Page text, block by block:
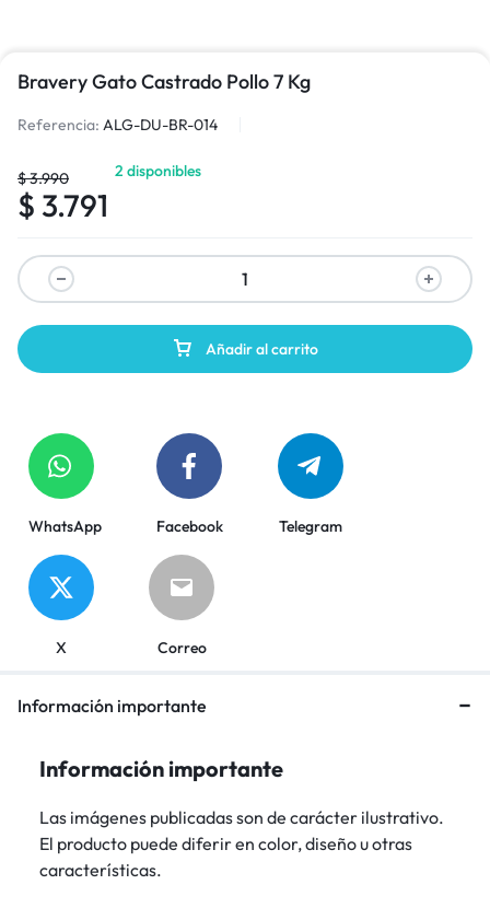
Bravery Gato Castrado Pollo 7 Kg
Referencia: ALG-DU-BR-014
$3.990
$ 3.791
2 disponibles
Añadir al carrito
WhatsApp Facebook Telegram
X Correo
Información importante
Información importante
Las imágenes publicadas son de carácter ilustrativo.
El producto puede diferir en color, diseño u otras
características.